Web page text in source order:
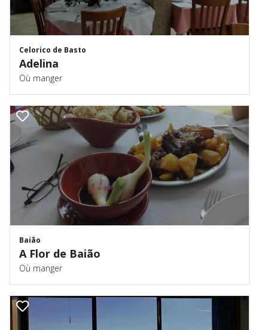
Celorico de Basto
Adelina
Où manger
Baião
A Flor de Baião
Où manger